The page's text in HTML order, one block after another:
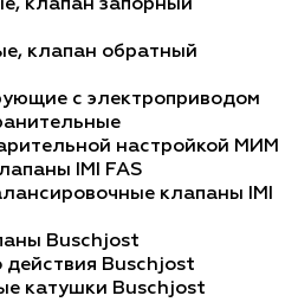
клапан запорный
клапан обратный
с электроприводом
настройкой МИМ
IMI FAS
клапаны IMI
Busсhjost
действия Buschjost
катушки Buschjost